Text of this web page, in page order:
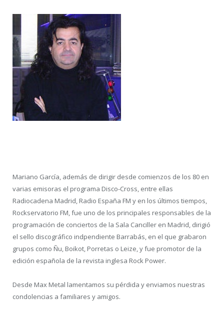
Mariano García, además de dirigir desde comienzos de los 80 en
varias emisoras el programa Disco-Cross, entre ellas
Radiocadena Madrid, Radio España FM y en los últimos tiempos,
Rockservatorio FM, fue uno de los principales responsables de la
programación de conciertos de la Sala Canciller en Madrid, dirigió
el sello discográfico indpendiente Barrabás, en el que grabaron
grupos como Ñu, Boikot, Porretas o Leize, y fue promotor de la
edición española de la revista inglesa Rock Power.
Desde Max Metal lamentamos su pérdida y enviamos nuestras
condolencias a familiares y amigos.